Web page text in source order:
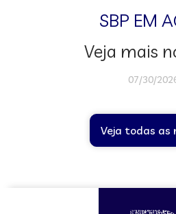
SBP EM
Veja mais
07/30/
Veja todas as